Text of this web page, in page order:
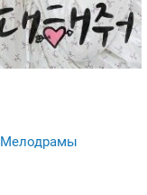
Мелодрамы